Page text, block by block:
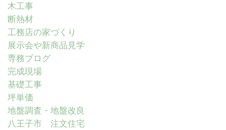
木工事
断熱材
工務店の家づくり
展示会や新商品見学
専務ブログ
完成現場
基礎工事
坪単価
地盤調査・地盤改良
八王子市 注文住宅